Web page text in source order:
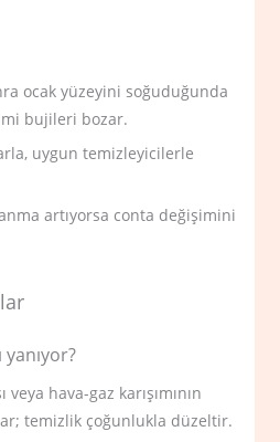
ocak yüzeyini soğuduğunda
bujileri bozar.
uygun temizleyicilerle
artıyorsa conta değişimini
veya hava-gaz karışımının
temizlik çoğunlukla düzeltir.